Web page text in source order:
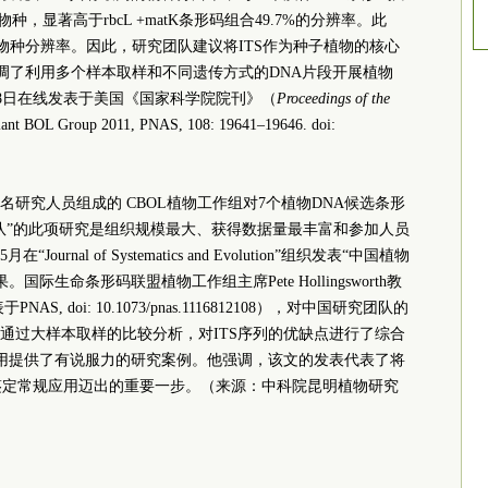
种，显著高于rbcL +matK条形码组合49.7%的分辨率。此
种分辨率。因此，研究团队建议将ITS作为种子植物的核心
了利用多个样本取样和不同遗传方式的DNA片段开展植物
在线发表于美国《国家科学院院刊》（Proceedings of the
BOL Group 2011, PNAS, 108: 19641–19646. doi:
研究人员组成的 CBOL植物工作组对7个植物DNA候选条形
的此项研究是组织规模最大、获得数据量最丰富和参加人员
在“Journal of Systematics and Evolution”组织发表“中国植物
国际生命条形码联盟植物工作组主席Pete Hollingsworth教
PNAS, doi: 10.1073/pnas.1116812108），对中国研究团队的
过大样本取样的比较分析，对ITS序列的优缺点进行了综合
供了有说服力的研究案例。他强调，该文的发表代表了将
常规应用迈出的重要一步。（来源：中科院昆明植物研究